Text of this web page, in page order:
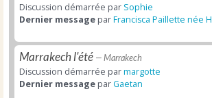
Discussion démarrée par Sophie
Dernier message parFrancisca Paillette née
Marrakech l'été — Marrakech
Discussion démarrée parmargotte
Dernier message par Gaetan